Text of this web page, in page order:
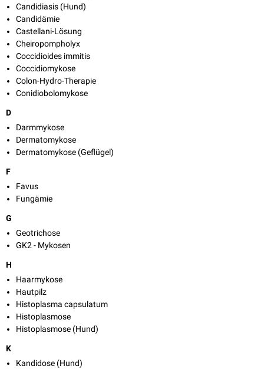
Candidiasis (Hund)
Candidämie
Castellani-Lösung
Cheiropompholyx
Coccidioides immitis
Coccidiomykose
Colon-Hydro-Therapie
Conidiobolomykose
D
Darmmykose
Dermatomykose
Dermatomykose (Geflügel)
F
Favus
Fungämie
G
Geotrichose
GK2 - Mykosen
H
Haarmykose
Hautpilz
Histoplasma capsulatum
Histoplasmose
Histoplasmose (Hund)
K
Kandidose (Hund)